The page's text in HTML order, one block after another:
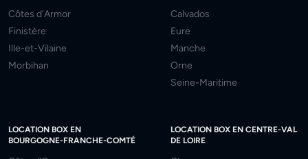
Côtes d'Armor
Finistère
Ille-et-Vilaine
Morbihan
Calvados
Eure
Manche
Orne
Seine-Maritime
LOCATION BOX EN
BOURGOGNE-FRANCHE-COMTÉ
LOCATION BOX EN CENTRE-VAL
DE LOIRE